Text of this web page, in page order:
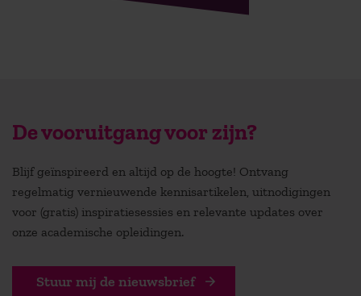
De vooruitgang voor zijn?
Blijf geïnspireerd en altijd op de hoogte! Ontvang
regelmatig vernieuwende kennisartikelen, uitnodigingen
voor (gratis) inspiratiesessies en relevante updates over
onze academische opleidingen.
Stuur mij de nieuwsbrief